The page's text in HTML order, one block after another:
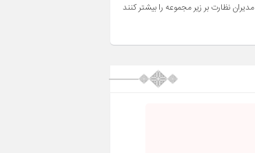
مدیران نظارت بر زیر مجموعه را بیشتر کنند